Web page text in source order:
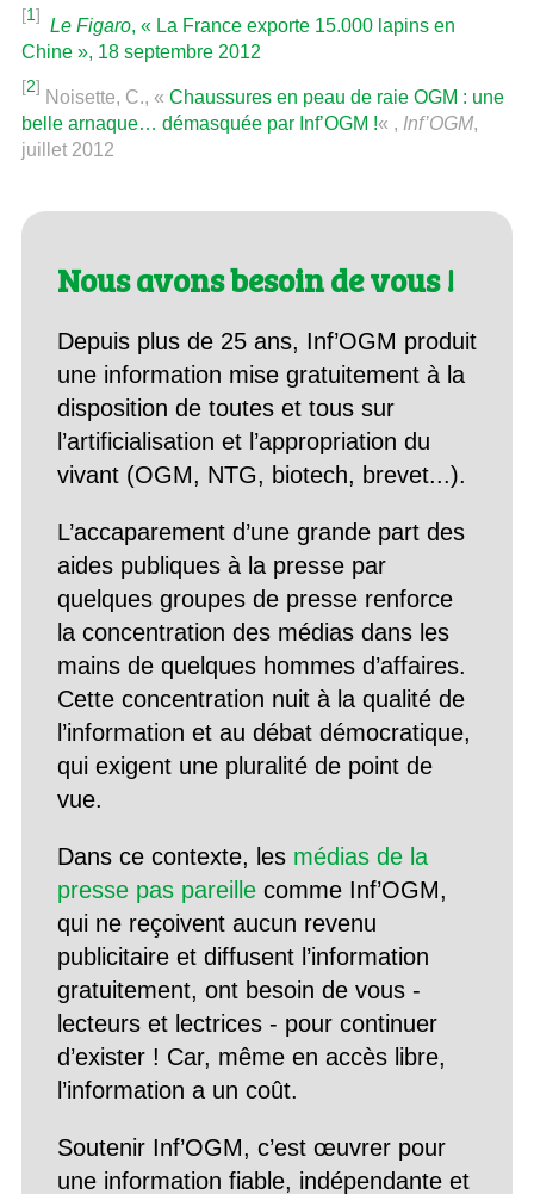
[1]
Le Figaro, « La France exporte 15.000 lapins en
Chine », 18 septembre 2012
[2]
Noisette, C., « Chaussures en peau de raie OGM : une
belle arnaque… démasquée par Inf’OGM !« , Inf’OGM,
juillet 2012
Nous avons besoin de vous !
Depuis plus de 25 ans, Inf’OGM produit
une information mise gratuitement à la
disposition de toutes et tous sur
l’artificialisation et l’appropriation du
vivant (OGM, NTG, biotech, brevet...).
L’accaparement d’une grande part des
aides publiques à la presse par
quelques groupes de presse renforce
la concentration des médias dans les
mains de quelques hommes d’affaires.
Cette concentration nuit à la qualité de
l’information et au débat démocratique,
qui exigent une pluralité de point de
vue.
Dans ce contexte, les médias de la
presse pas pareillecomme Inf’OGM,
qui ne reçoivent aucun revenu
publicitaire et diffusent l’information
gratuitement, ont besoin de vous -
lecteurs et lectrices - pour continuer
d’exister ! Car, même en accès libre,
l’information a un coût.
Soutenir Inf’OGM, c’est œuvrer pour
une information fiable, indépendante et